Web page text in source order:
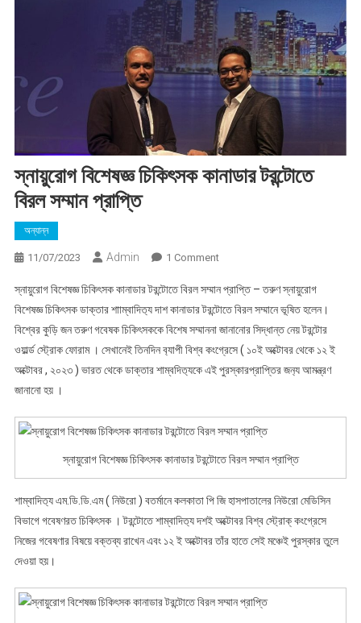
স্নায়ুরোগ বিশেষজ্ঞ চিকিৎসক কানাডার টরন্টোতে
বিরল সম্মান প্রাপ্তি
অন্যান্ন
11/07/2023 Admin 1 CommentOn
বিশেষজ্ঞ
চিকিৎসক
কানাডার
টরন্টোতে
বিরল
স্নায়ুরোগ বিশেষজ্ঞ চিকিৎসক কানাডার টরন্টোতে বিরল সম্মান প্রাপ্তি – তরুণ স্নায়ুরোগ
বিশেষজ্ঞ চিকিৎসক ডাক্তার শাাম্বাদিত‍্য দাশ কানাডার টরন্টোতে বিরল সম্মানে ভূষিত হলেন।
বিশ্বের কুড়ি জন তরুণ গবেষক চিকিৎসককে বিশেষ সম্মাননা জানানোর সিদ্ধান্ত নেয় টরন্টোর
ওয়ার্ল্ড স্ট্রোক ফোরাম । সেখানেই তিনদিন ব‍্যাপী বিশ্ব কংগ্রেসে ( ১০ই অক্টোবর থেকে ১২ ই
অক্টোবর , ২০২৩ ) ভারত থেকে ডাক্তার শাম্বদিত‍্যকে এই পুরস্কারপ্রাপ্তির জন‍্য আমন্ত্রণ
জানানো হয় ।
স্নায়ুরোগ বিশেষজ্ঞ চিকিৎসক কানাডার টরন্টোতে বিরল সম্মান প্রাপ্তি
শাম্বাদিত‍্য এম.ডি.ডি.এম ( নিউরো ) বতর্মানে কলকাতা পি জি হাসপাতালের নিউরো মেডিসিন
বিভাগে গবেষণরত চিকিৎসক । টরন্টোতে শাম্বাদিত‍্য দশই অক্টোবর বিশ্ব স্ট্রোক্ কংগ্রেসে
নিজের গবেষণার বিষয়ে বক্তব্য রাখেন এবং ১২ ই অক্টোবর তাঁর হাতে সেই মঞ্চেই পুরস্কার তুলে
দেওয়া হয়।